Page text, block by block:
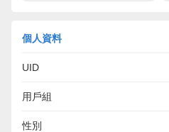
個人資料
UID
用戶組
性別